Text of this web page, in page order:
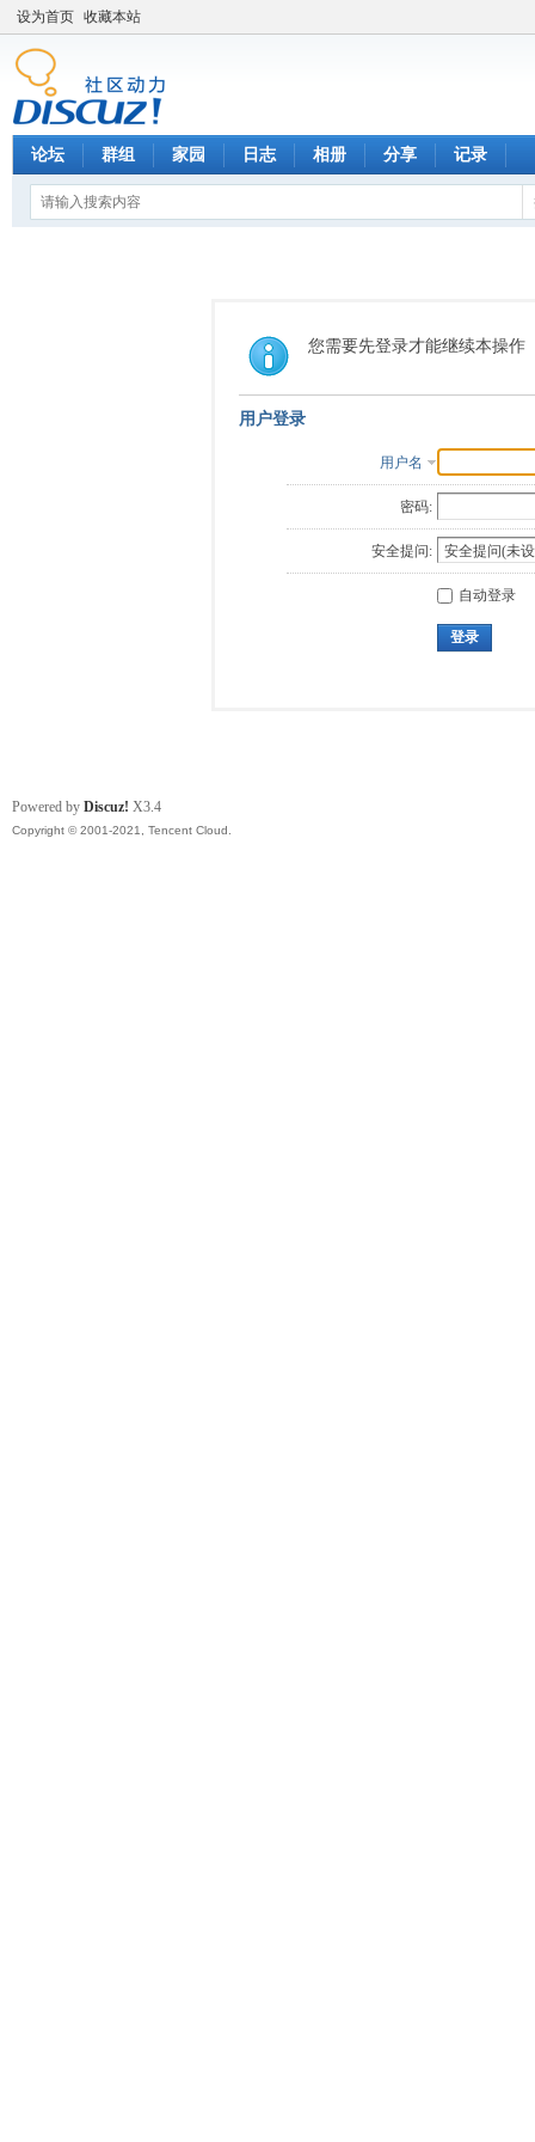
设为首页 收藏本站
论坛 群组 家园 日志 相册 分享 记录
您需要先登录才能继续本操作
用户登录
用户名
密码:
安全提问:
自动登录
登录
Powered by Discuz! X3.4
Copyright © 2001-2021, Tencent Cloud.